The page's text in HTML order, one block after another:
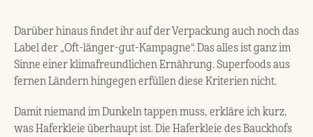
Darüber hinaus findet ihr auf der Verpackung auch noch das
Label der „Oft-länger-gut-Kampagne“. Das alles ist ganz im
Sinne einer klimafreundlichen Ernährung. Superfoods aus
fernen Ländern hingegen erfüllen diese Kriterien nicht.
Damit niemand im Dunkeln tappen muss, erkläre ich kurz,
was Haferkleie überhaupt ist. Die Haferkleie des Bauckhofs